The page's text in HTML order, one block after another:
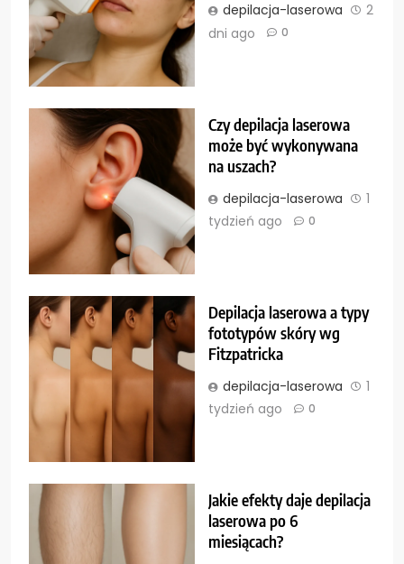
depilacja-laserowa
2
dni ago
0
Czy depilacja laserowa
może być wykonywana
na uszach?
depilacja-laserowa
1
tydzień ago
0
Depilacja laserowa a typy
fototypów skóry wg
Fitzpatricka
depilacja-laserowa
1
tydzień ago
0
Jakie efekty daje depilacja
laserowa po 6
miesiącach?